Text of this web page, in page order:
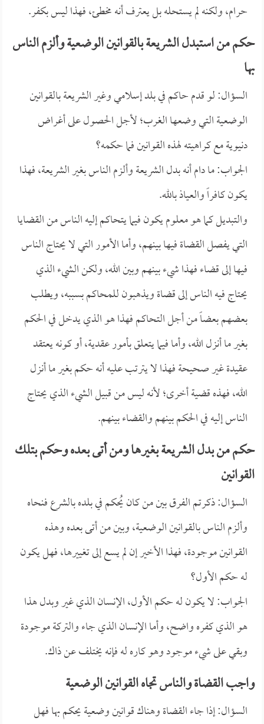
حرام، ولكنه لم يستحله بل يعترف أنه مخطئ، فهذا ليس بكفر.
حكم من استبدل الشريعة بالقوانين الوضعية وألزم الناس
بها
السؤال: لو قدم حاكم في بلد إسلامي وغير الشريعة بالقوانين
الوضعية التي وضعها الغرب؛ لأجل الحصول على أغراض
دنيوية مع كراهيته لهذه القوانين فما حكمه؟
الجواب: ما دام أنه بدل الشريعة وألزم الناس بغير الشريعة، فهذا
يكون كافراً والعياذ بالله.
والتبديل كما هو معلوم يكون فيما يتحاكم إليه الناس من القضايا
التي يفصل القضاة فيها بينهم، وأما الأمور التي لا يحتاج الناس
فيها إلى قضاء فهذا شيء بينهم وبين الله، ولكن الشيء الذي
يحتاج فيه الناس إلى قضاة ويذهبون للمحاكم بسببه، ويطلب
بعضهم بعضاً من أجل التحاكم فهذا هو الذي يدخل في الحكم
بغير ما أنزل الله، وأما فيما يتعلق بأمور عقدية، أو كونه يعتقد
عقيدة غير صحيحة فهذا لا يترتب عليه أنه حكم بغير ما أنزل
الله، فهذه قضية أخرى؛ لأنه ليس من قبيل الشيء الذي يحتاج
الناس إليه في الحكم بينهم والقضاء بينهم.
حكم من بدل الشريعة بغيرها ومن أتى بعده وحكم بتلك
القوانين
السؤال: ذكرتم الفرق بين من كان يُحكم في بلده بالشرع فنحاه
وألزم الناس بالقوانين الوضعية، وبين من أتى بعده وهذه
القوانين موجودة، فهذا الأخير إن لم يسع إلى تغييرها، فهل يكون
له حكم الأول؟
الجواب: لا يكون له حكم الأول، الإنسان الذي غير وبدل هذا
هو الذي كفره واضح، وأما الإنسان الذي جاء والتركة موجودة
وبقي على شيء موجود وهو كاره له فإنه يختلف عن ذاك.
واجب القضاة والناس تجاه القوانين الوضعية
السؤال: إذا جاء القضاة وهناك قوانين وضعية يحكم بها فهل